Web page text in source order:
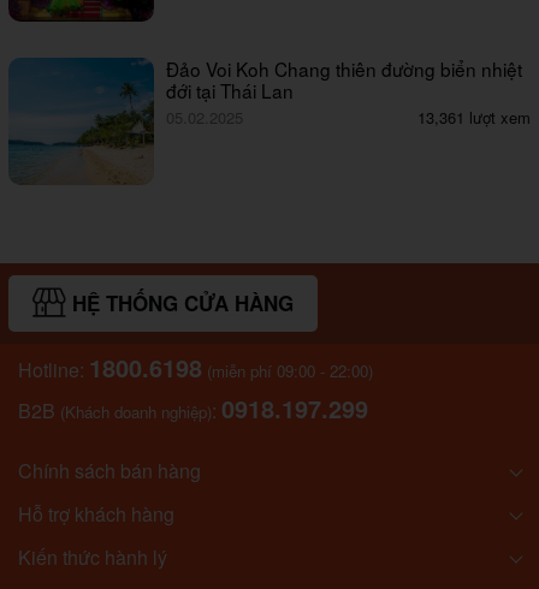
Đảo Voi Koh Chang thiên đường biển nhiệt
đới tại Thái Lan
05.02.2025 13,361 lượt xem
HỆ THỐNG CỬA HÀNG
Hotline: 1800.6198 (miễn phí 09:00 - 22:00)
B2B (Khách doanh nghiệp): 0918.197.299
Chính sách bán hàng
Hỗ trợ khách hàng
Kiến thức hành lý